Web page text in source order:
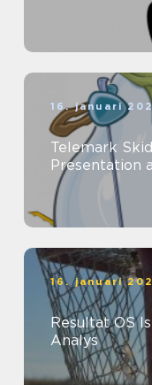
16. januari
Telemark
Presentation
16. januari
Resultat OS
Analys